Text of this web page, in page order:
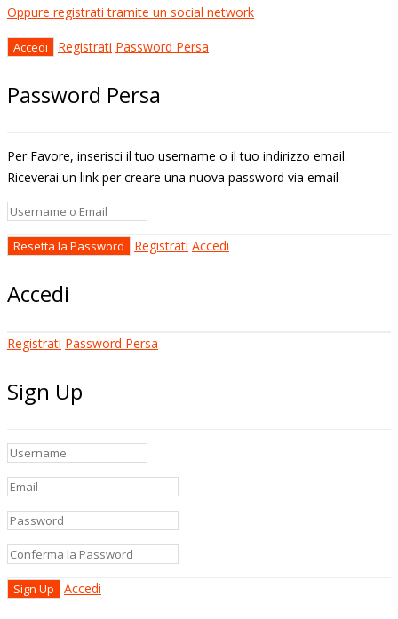
Oppure registrati tramite un social network
Registrati Password Persa
Password Persa
Per Favore, inserisci il tuo username o il tuo indirizzo email.
Riceverai un link per creare una nuova password via email
Registrati Accedi
Accedi
Registrati Password Persa
Sign Up
Accedi